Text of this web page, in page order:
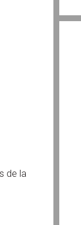
de la